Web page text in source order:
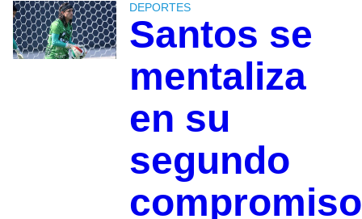
DEPORTES
Santos se
mentaliza
en su
segundo
compromiso